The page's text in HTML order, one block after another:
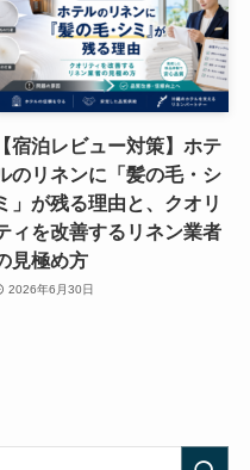
【宿泊レビュー対策】ホテ
のリネンに「髪の毛・シ
」が残る理由と、クオリ
ィを改善するリネン業者
見極め方
2026年6月30日